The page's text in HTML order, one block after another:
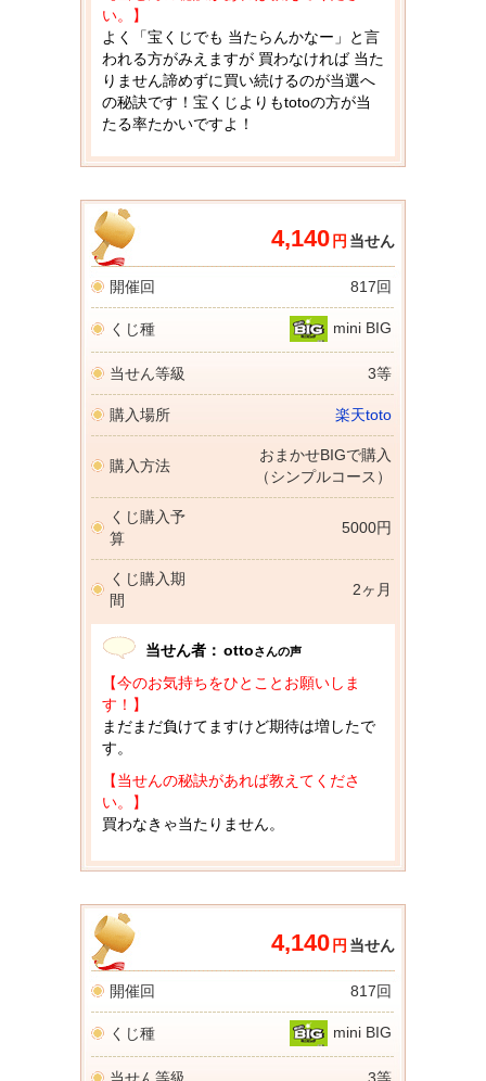
い。】
よく「宝くじでも 当たらんかなー」と言
われる方がみえますが 買わなければ 当た
りません諦めずに買い続けるのが当選へ
の秘訣です！宝くじよりもtotoの方が当
たる率たかいですよ！
4,140 円 当せん
開催回 817回
くじ種 mini BIG
当せん等級 3等
購入場所 楽天toto
購入方法
おまかせBIGで購入
（シンプルコース）
くじ購入予
算
5000円
くじ購入期
間
2ヶ月
当せん者： ottoさんの声
【今のお気持ちをひとことお願いしま
す！】
まだまだ負けてますけど期待は増したで
す。
【当せんの秘訣があれば教えてくださ
い。】
買わなきゃ当たりません。
4,140 円 当せん
開催回 817回
くじ種 mini BIG
当せん等級 3等